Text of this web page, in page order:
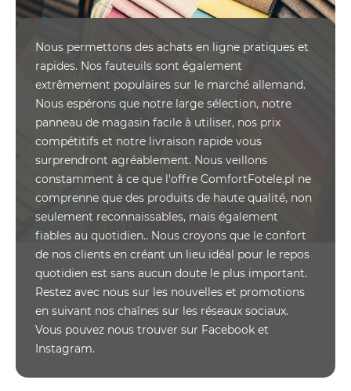
Nous permettons des achats en ligne pratiques et
rapides. Nos fauteuils sont également
extrêmement populaires sur le marché allemand.
Nous espérons que notre large sélection, notre
panneau de magasin facile à utiliser, nos prix
compétitifs et notre livraison rapide vous
surprendront agréablement. Nous veillons
constamment à ce que l'offre ComfortFotele.pl ne
comprenne que des produits de haute qualité, non
seulement reconnaissables, mais également
fiables au quotidien.. Nous croyons que le confort
de nos clients en créant un lieu idéal pour le repos
quotidien est sans aucun doute le plus important.
Restez avec nous sur les nouvelles et promotions
en suivant nos chaînes sur les réseaux sociaux.
Vous pouvez nous trouver sur Facebook et
Instagram.